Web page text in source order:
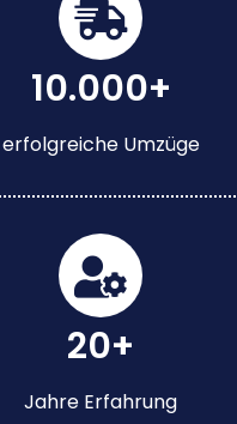
10.000+
erfolgreiche Umzüge
20+
Jahre Erfahrung